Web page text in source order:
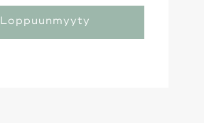
määrää
määrää
Loppuunmyyty